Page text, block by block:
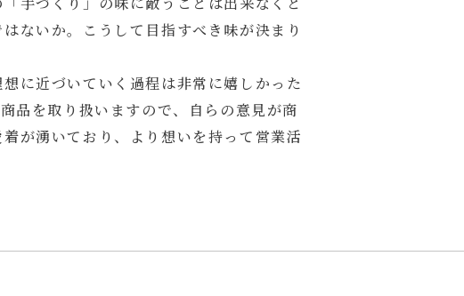
ないか。こうして目指すべき味が決まり
に近づいていく過程は非常に嬉しかった
品を取り扱いますので、自らの意見が商
が湧いており、より想いを持って営業活